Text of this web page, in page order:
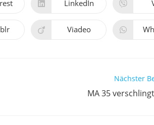
LinkedIn
Viadeo
Nächster
MA 35